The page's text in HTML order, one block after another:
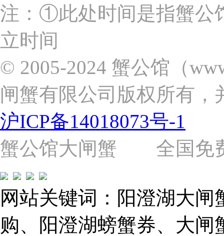
上
海
市
浦
东
区
杨
路
号
（靠
近
苗
圃
路）
Tel:
021-
62243579
E-
mail:
859749344@qq.com
注：①此处时间是指蟹公
立时间
© 2005-2024 蟹公馆（
闸蟹有限公司版权所有，
沪ICP备14018073号-1
蟹公馆大闸蟹 全国免费
网站关键词：阳澄湖大
购、阳澄湖螃蟹券、大